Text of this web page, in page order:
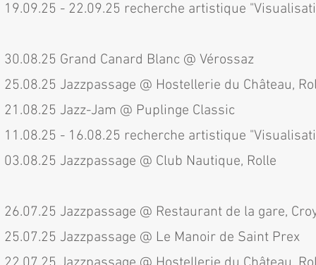
19.09.25 - 22.09.25 recherche artistique
30.08.25 Grand Canard Blanc @ Vérossaz
25.08.25 Jazzpassage @ Hostellerie du Château,
21.08.25 Jazz-Jam @ Puplinge Classic
11.08.25 - 16.08.25 recherche artistique
03.08.25 Jazzpassage @ Club Nautique, Rolle
26.07.25 Jazzpassage @ Restaurant de la gare,
25.07.25 Jazzpassage @ Le Manoir de Saint Prex